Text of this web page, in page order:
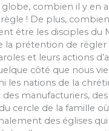
combien il y en
! De plus,
être les disciples du
la prétention de régler
et leurs actions
côté que nous
les nations de la
manufacturiers, des
cercle de la famille
des églises